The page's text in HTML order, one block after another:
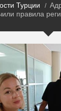
Турции
правила